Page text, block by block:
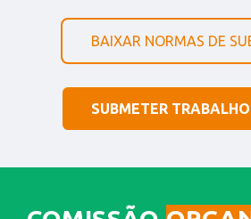
BAIXAR NORMAS DE
SUBMETER